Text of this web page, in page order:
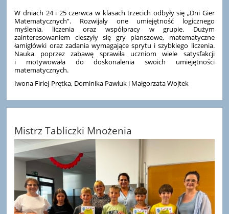
W dniach 24 i 25 czerwca w klasach trzecich odbyły się „Dni Gier
Matematycznych”. Rozwijały one umiejętność logicznego
myślenia, liczenia oraz współpracy w grupie. Dużym
zainteresowaniem cieszyły się gry planszowe, matematyczne
łamigłówki oraz zadania wymagające sprytu i szybkiego liczenia.
Nauka poprzez zabawę sprawiła uczniom wiele satysfakcji
i motywowała do doskonalenia swoich umiejętności
matematycznych.
Iwona Firlej-Prętka, Dominika Pawluk i Małgorzata Wojtek
Mistrz Tabliczki Mnożenia